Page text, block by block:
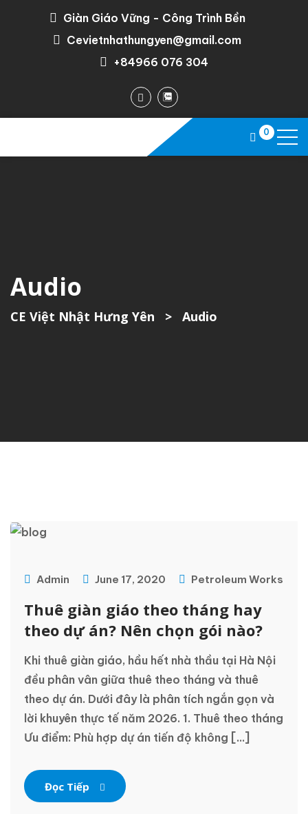
Giàn Giáo Vững - Công Trình Bền
Cevietnhathungyen@gmail.com
+84966 076 304
0
Audio
CE Việt Nhật Hưng Yên > Audio
Admin June 17, 2020 Petroleum Works
Thuê giàn giáo theo tháng hay
theo dự án? Nên chọn gói nào?
Khi thuê giàn giáo, hầu hết nhà thầu tại Hà Nội
đều phân vân giữa thuê theo tháng và thuê
theo dự án. Dưới đây là phân tích ngắn gọn và
lời khuyên thực tế năm 2026. 1. Thuê theo tháng
Ưu điểm: Phù hợp dự án tiến độ không [...]
Đọc Tiếp